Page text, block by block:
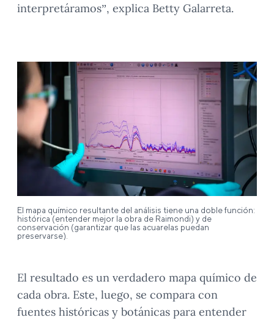
interpretáramos”, explica Betty Galarreta.
El mapa químico resultante del análisis tiene una doble función:
histórica (entender mejor la obra de Raimondi) y de
conservación (garantizar que las acuarelas puedan
preservarse).
El resultado es un verdadero mapa químico de
cada obra. Este, luego, se compara con
fuentes históricas y botánicas para entender